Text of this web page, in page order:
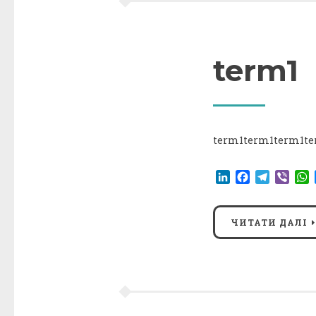
term1
LinkedIn
Facebook
ЧИТАТИ ДАЛІ